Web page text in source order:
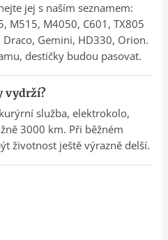
jej s naším seznamem:
M515, M4050, C601, TX805
Gemini, HD330, Orion.
destičky budou pasovat.
vydrží?
služba, elektrokolo,
3000 km. Při běžném
životnost ještě výrazně delší.